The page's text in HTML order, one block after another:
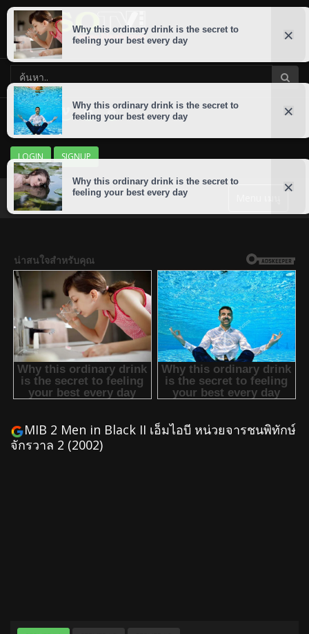
LOGIN SIGNUP
MIB 2 Men in Black II เอ็มไอบี หน่วยจารชนพิทักษ์
จักรวาล 2 (2002)